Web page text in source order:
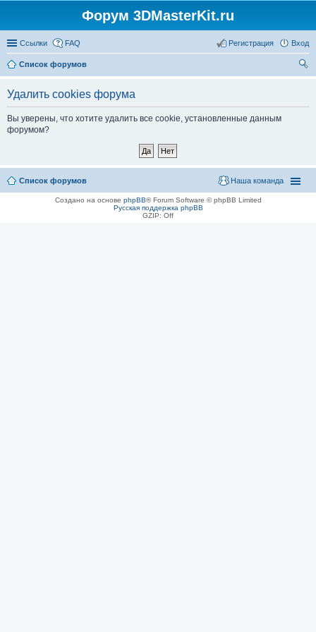
Форум 3DMasterKit.ru
Ссылки FAQ Вход
Регистрация
Список форумов
Удалить cookies форума
Вы уверены, что хотите удалить все cookie, установленные данным
форумом?
Список форумов Наша команда
Создано на основе phpBB® Forum Software © phpBB Limited
Русская поддержка phpBB
GZIP: Off